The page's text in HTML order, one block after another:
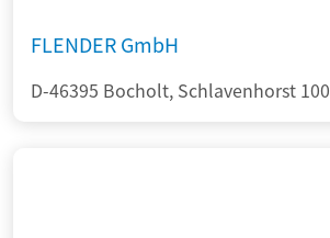
FLENDER GmbH
D-46395 Bocholt, Schlavenhorst 100